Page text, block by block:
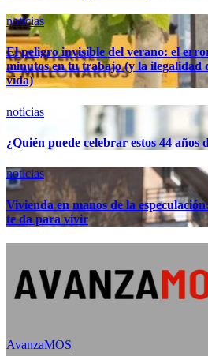
noticias
El peligro invisible del verano: el
minutos en tu trabajo (y la ilegalidad
vida)
noticias
¿Quién puede celebrar estos 44 años
noticias
Vivienda en manos de la
te da para vivir
AvanzaMOS